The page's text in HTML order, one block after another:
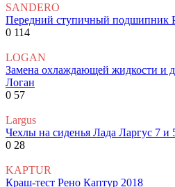
SANDERO
Передний ступичный подшипник
0 114
LOGAN
Замена охлаждающей жидкости и
Логан
0 57
Largus
Чехлы на сиденья Лада Ларгус 7 и
0 28
KAPTUR
Краш-тест Рено Каптур 2018